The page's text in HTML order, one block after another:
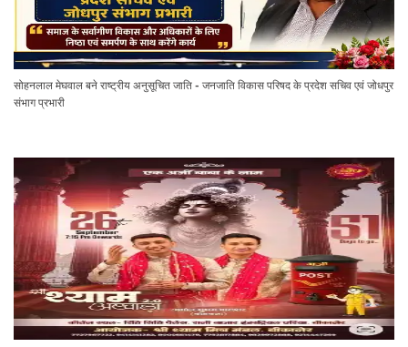
सोहनलाल मेघवाल बने राष्ट्रीय अनुसूचित जाति - जनजाति विकास परिषद के प्रदेश सचिव एवं जोधपुर
संभाग प्रभारी